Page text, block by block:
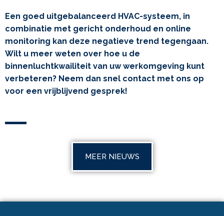
Een goed uitgebalanceerd HVAC-systeem, in
combinatie met gericht onderhoud en online
monitoring kan deze negatieve trend tegengaan.
Wilt u meer weten over hoe u de
binnenluchtkwailiteit van uw werkomgeving kunt
verbeteren? Neem dan snel contact met ons op
voor een vrijblijvend gesprek!
MEER NIEUWS